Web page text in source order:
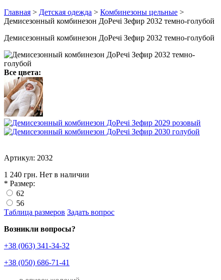
Главная > Детская одежда > Комбинезоны цельные >
Демисезонный комбинезон ДоРечі Зефир 2032 темно-голубой
Демисезонный комбинезон ДоРечі Зефир 2032 темно-голубой
Все цвета:
Артикул: 2032
1 240 грн. Нет в наличии
* Размер:
62
56
Таблица размеров Задать вопрос
Возникли вопросы?
+38 (063) 341-34-32
+38 (050) 686-71-41